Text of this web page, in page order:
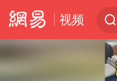
视频